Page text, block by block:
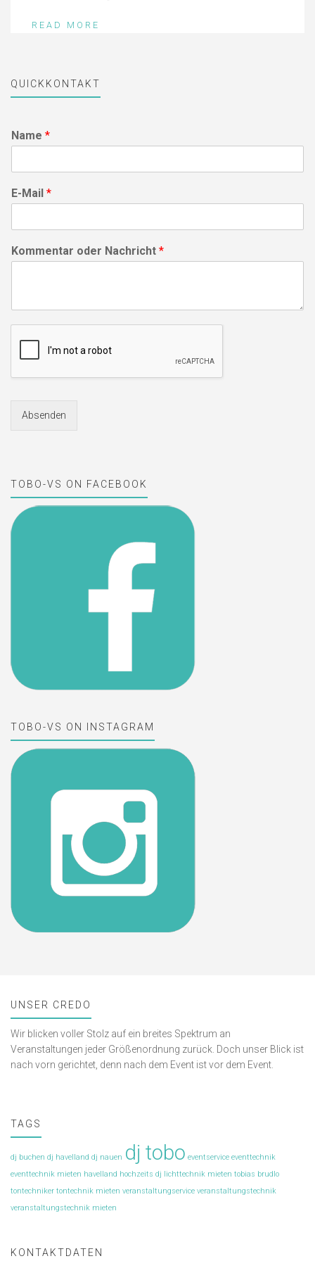
READ MORE
QUICKKONTAKT
Name *
E-Mail *
Kommentar oder Nachricht *
Absenden
TOBO-VS ON FACEBOOK
TOBO-VS ON INSTAGRAM
UNSER CREDO
Wir blicken voller Stolz auf ein breites Spektrum an
Veranstaltungen jeder Größenordnung zurück. Doch unser Blick ist
nach vorn gerichtet, denn nach dem Event ist vor dem Event.
TAGS
dj buchen dj havelland dj nauen dj tobo eventservice eventtechnik
eventtechnik mieten havelland hochzeits dj lichttechnik mieten tobias brudlo
tontechniker tontechnik mieten veranstaltungservice veranstaltungstechnik
veranstaltungstechnik mieten
KONTAKTDATEN